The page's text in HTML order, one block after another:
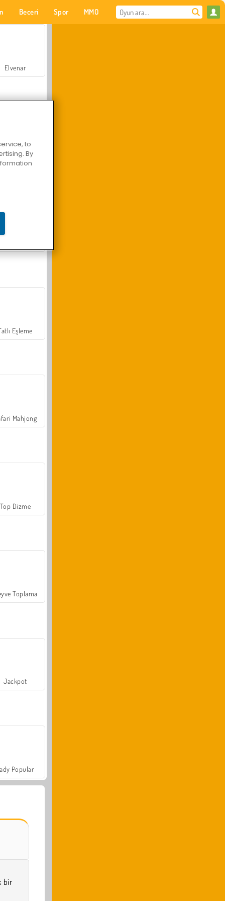
Beceri Spor MMO
Elvenar
Eşleme
Mahjong
Top Dizme
Toplama
Jackpot
Popular
bir
to
By